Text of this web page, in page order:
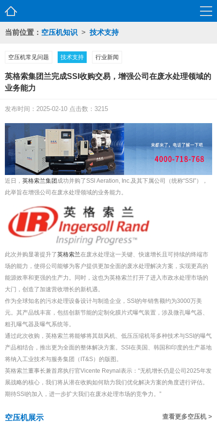
当前位置： 空压机知识 > 技术支持
空压机常见问题 技术支持 行业新闻
英格索集团兰完成SSI收购交易，增强公司在废水处理领域的
业务能力
发布时间：2025-02-10 点击数：3215
近日， 英格索兰集团 成功并购了SSl Aeration, Inc.及其下属公司（统称“SSI”），
此举旨在增强公司在废水处理领域的业务能力。
此次并购显著提升了英格索兰在废水处理这一关键、快速增长且可持续的终端市
场的能力，使得公司能够为客户提供更加全面的废水处理解决方案，实现更高的
能源效率和更强的生产力。同时，这也为英格索兰打开了进入市政水处理市场的
大门，创造了加速营收增长的新机遇。
作为全球知名的污水处理设备设计与制造企业，SSI的年销售额约为3000万美
元。其产品线丰富，包括创新节能的定制化膜片式曝气装置，涉及微孔曝气器、
粗孔曝气器及曝气系统等。
通过此次收购，英格索兰将能够将其鼓风机、低压压缩机等多种技术与SSI的曝气
产品相结合，推出更为全面的整体解决方案。SSI在美国、韩国和印度的生产基地
将纳入工业技术与服务集团（IT&S）的版图。
英格索兰董事长兼首席执行官Vicente Reynal表示：“无机增长仍是公司2025年发
展战略的核心，我们将从潜在收购如何助力我们优化解决方案的角度进行评估。
期待SSI的加入，进一步扩大我们在废水处理市场的竞争力。”
查看更多空压机 >
空压机展示